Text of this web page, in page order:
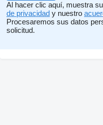
Al hacer clic aquí, muestra
de privacidad y nuestro
Procesaremos sus datos
solicitud.